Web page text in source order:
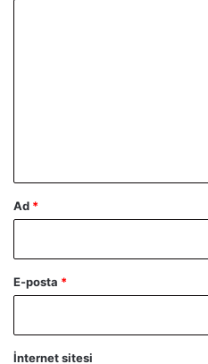
Ad *
E-posta *
İnternet sitesi